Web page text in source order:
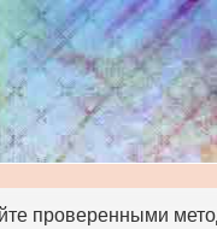
проверенными